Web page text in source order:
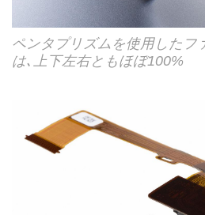
ペンタプリズムを使用したフ
は､上下左右ともほぼ100%